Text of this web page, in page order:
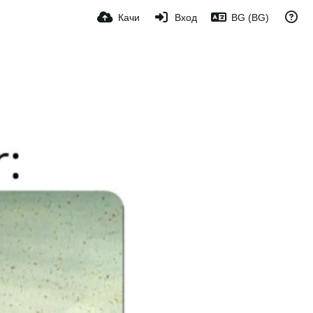
Качи Вход BG (BG)